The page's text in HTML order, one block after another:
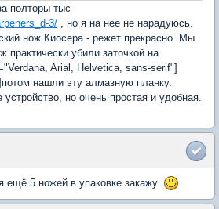
полторы тыс
3/ , но я на нее не нарадуюсь.
нож Киосера - режет прекрасно. Мы
практически убили заточкой на
Arial, Helvetica, sans-serif"]
нашли эту алмазную планку.
но очень простая и удобная.
ещё 5 ножей в упаковке закажу..